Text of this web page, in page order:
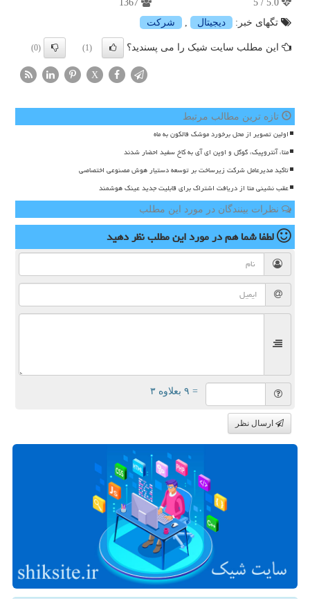
تگهای خبر:
دیجیتال شركت
این مطلب سایت شیک را می پسندید؟ (1)
(0)
X
تازه ترین مطالب مرتبط
اولین تصویر از محل برخورد موشک فالکون به ماه
متا، آنتروپیک، گوگل و اوپن ای آی به کاخ سفید احضار شدند
تاکید مدیرعامل شرکت زیرساخت بر توسعه دستیار هوش مصنوعی اختصاصی
عقب نشینی متا از دریافت اشتراک برای قابلیت جدید عینک هوشمند
نظرات بینندگان در مورد این مطلب
لطفا شما همدر مورد این مطلبنظر دهید
= ۹ بعلاوه ۳
ارسال نظر